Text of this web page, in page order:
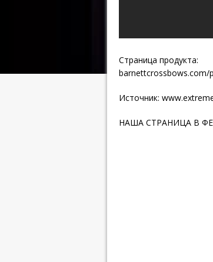
Страница продукта:
Источник:
НАША СТРАНИЦА В